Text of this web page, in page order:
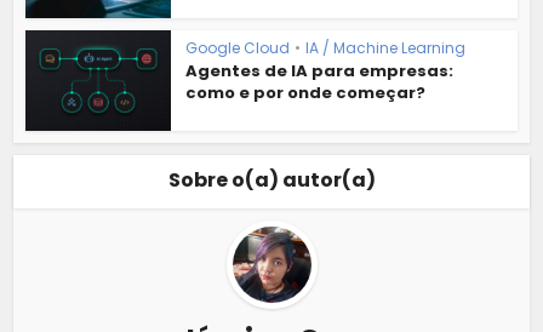
Google Cloud • IA / Machine Learning
Agentes de IA para empresas:
como e por onde começar?
Sobre o(a) autor(a)